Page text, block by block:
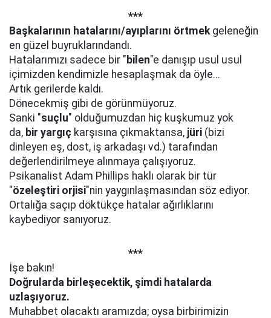
***
Başkalarının hatalarını/ayıplarını örtmek geleneğin
en güzel buyruklarındandı.
Hatalarımızı sadece bir " bilen"e danışıp usul usul
içimizden kendimizle hesaplaşmak da öyle...
Artık gerilerde kaldı.
Dönecekmiş gibi de görünmüyoruz.
Sanki "suçlu" olduğumuzdan hiç kuşkumuz yok
da, bir yargıç karşısına çıkmaktansa, jüri (bizi
dinleyen eş, dost, iş arkadaşı vd.) tarafından
değerlendirilmeye alınmaya çalışıyoruz.
Psikanalist Adam Phillips haklı olarak bir tür
"özeleştiri orjisi"nin yaygınlaşmasından söz ediyor.
Ortalığa saçıp döktükçe hatalar ağırlıklarını
kaybediyor sanıyoruz.
***
İşe bakın!
Doğrularda birleşecektik, şimdi hatalarda
uzlaşıyoruz.
Muhabbet olacaktı aramızda; oysa birbirimizin